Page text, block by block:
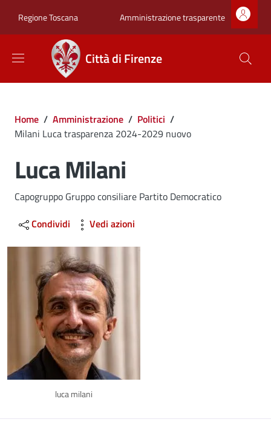
Regione Toscana Zona superiore
Amministrazione trasparente
Città di Firenze
Briciole di pane
Home / Amministrazione / Politici /
Milani Luca trasparenza 2024-2029 nuovo
Luca Milani
Capogruppo Gruppo consiliare Partito Democratico
Condividi
Vedi azioni
luca milani